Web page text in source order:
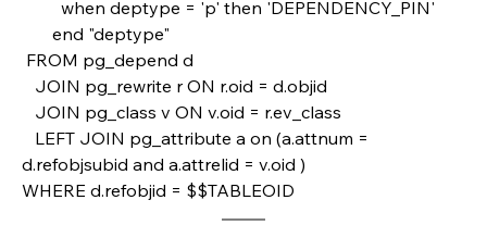
         when deptype = 'p' then 'DEPENDENCY_PIN'
       end "deptype"
FROM pg_depend d
   JOIN pg_rewrite r ON r.oid = d.objid
   JOIN pg_class v ON v.oid = r.ev_class
d.refobjsubid and a.attrelid = v.oid )
WHERE d.refobjid = $$TABLEOID